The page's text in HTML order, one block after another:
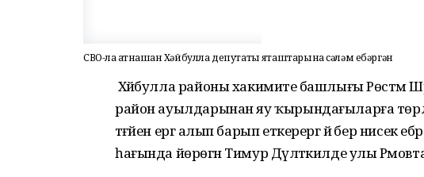
СВО-ла ҡатнашҡан Хәйбулла депутаты яҡташтарына сәләм ебәргән
Хәйбулла районы хакимиәте башлығы Рөстәм
район ауылдарынан яу ҡырындағыларға
тәғәйен ергә алып барып еткерергә йә бер
һағында йөрөгән Тимур Дәүләткилде улы